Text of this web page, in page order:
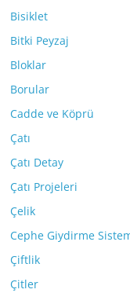
Bisiklet
Bitki Peyzaj
Bloklar
Borular
Cadde ve Köprü
Çatı
Çatı Detay
Çatı Projeleri
Çelik
Cephe Giydirme
Çiftlik
Çitler